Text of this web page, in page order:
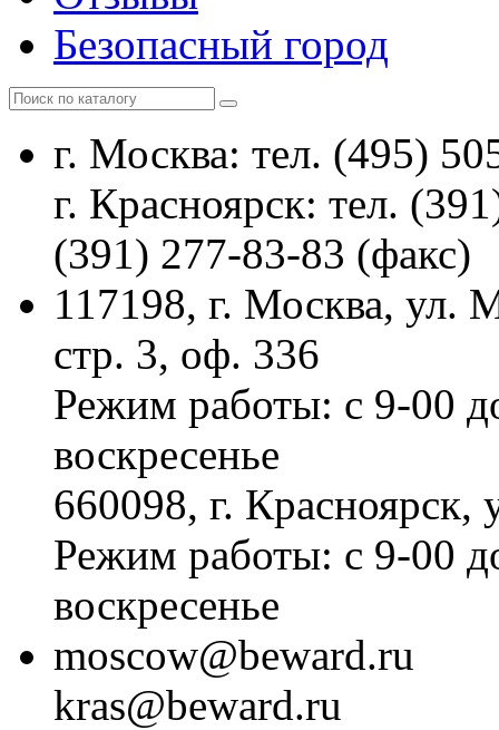
Безопасный город
г. Москва: тел. (495)
г. Красноярск: тел.
(391) 277-83-83 (факс)
117198, г. Москва, ул.
стр. 3, оф. 336
Режим работы: с 9-00
воскресенье
660098, г.
Режим работы: с 9-00
воскресенье
moscow@beward.ru
kras@beward.ru